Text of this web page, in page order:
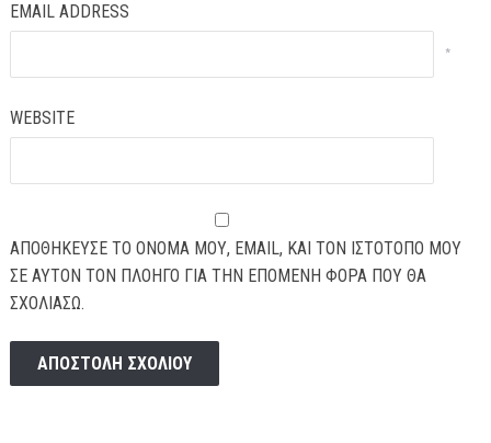
EMAIL ADDRESS
*
WEBSITE
ΑΠΟΘΉΚΕΥΣΕ ΤΟ ΌΝΟΜΆ ΜΟΥ, EMAIL, ΚΑΙ ΤΟΝ ΙΣΤΌΤΟΠΟ ΜΟΥ
ΣΕ ΑΥΤΌΝ ΤΟΝ ΠΛΟΗΓΌ ΓΙΑ ΤΗΝ ΕΠΌΜΕΝΗ ΦΟΡΆ ΠΟΥ ΘΑ
ΣΧΟΛΙΆΣΩ.